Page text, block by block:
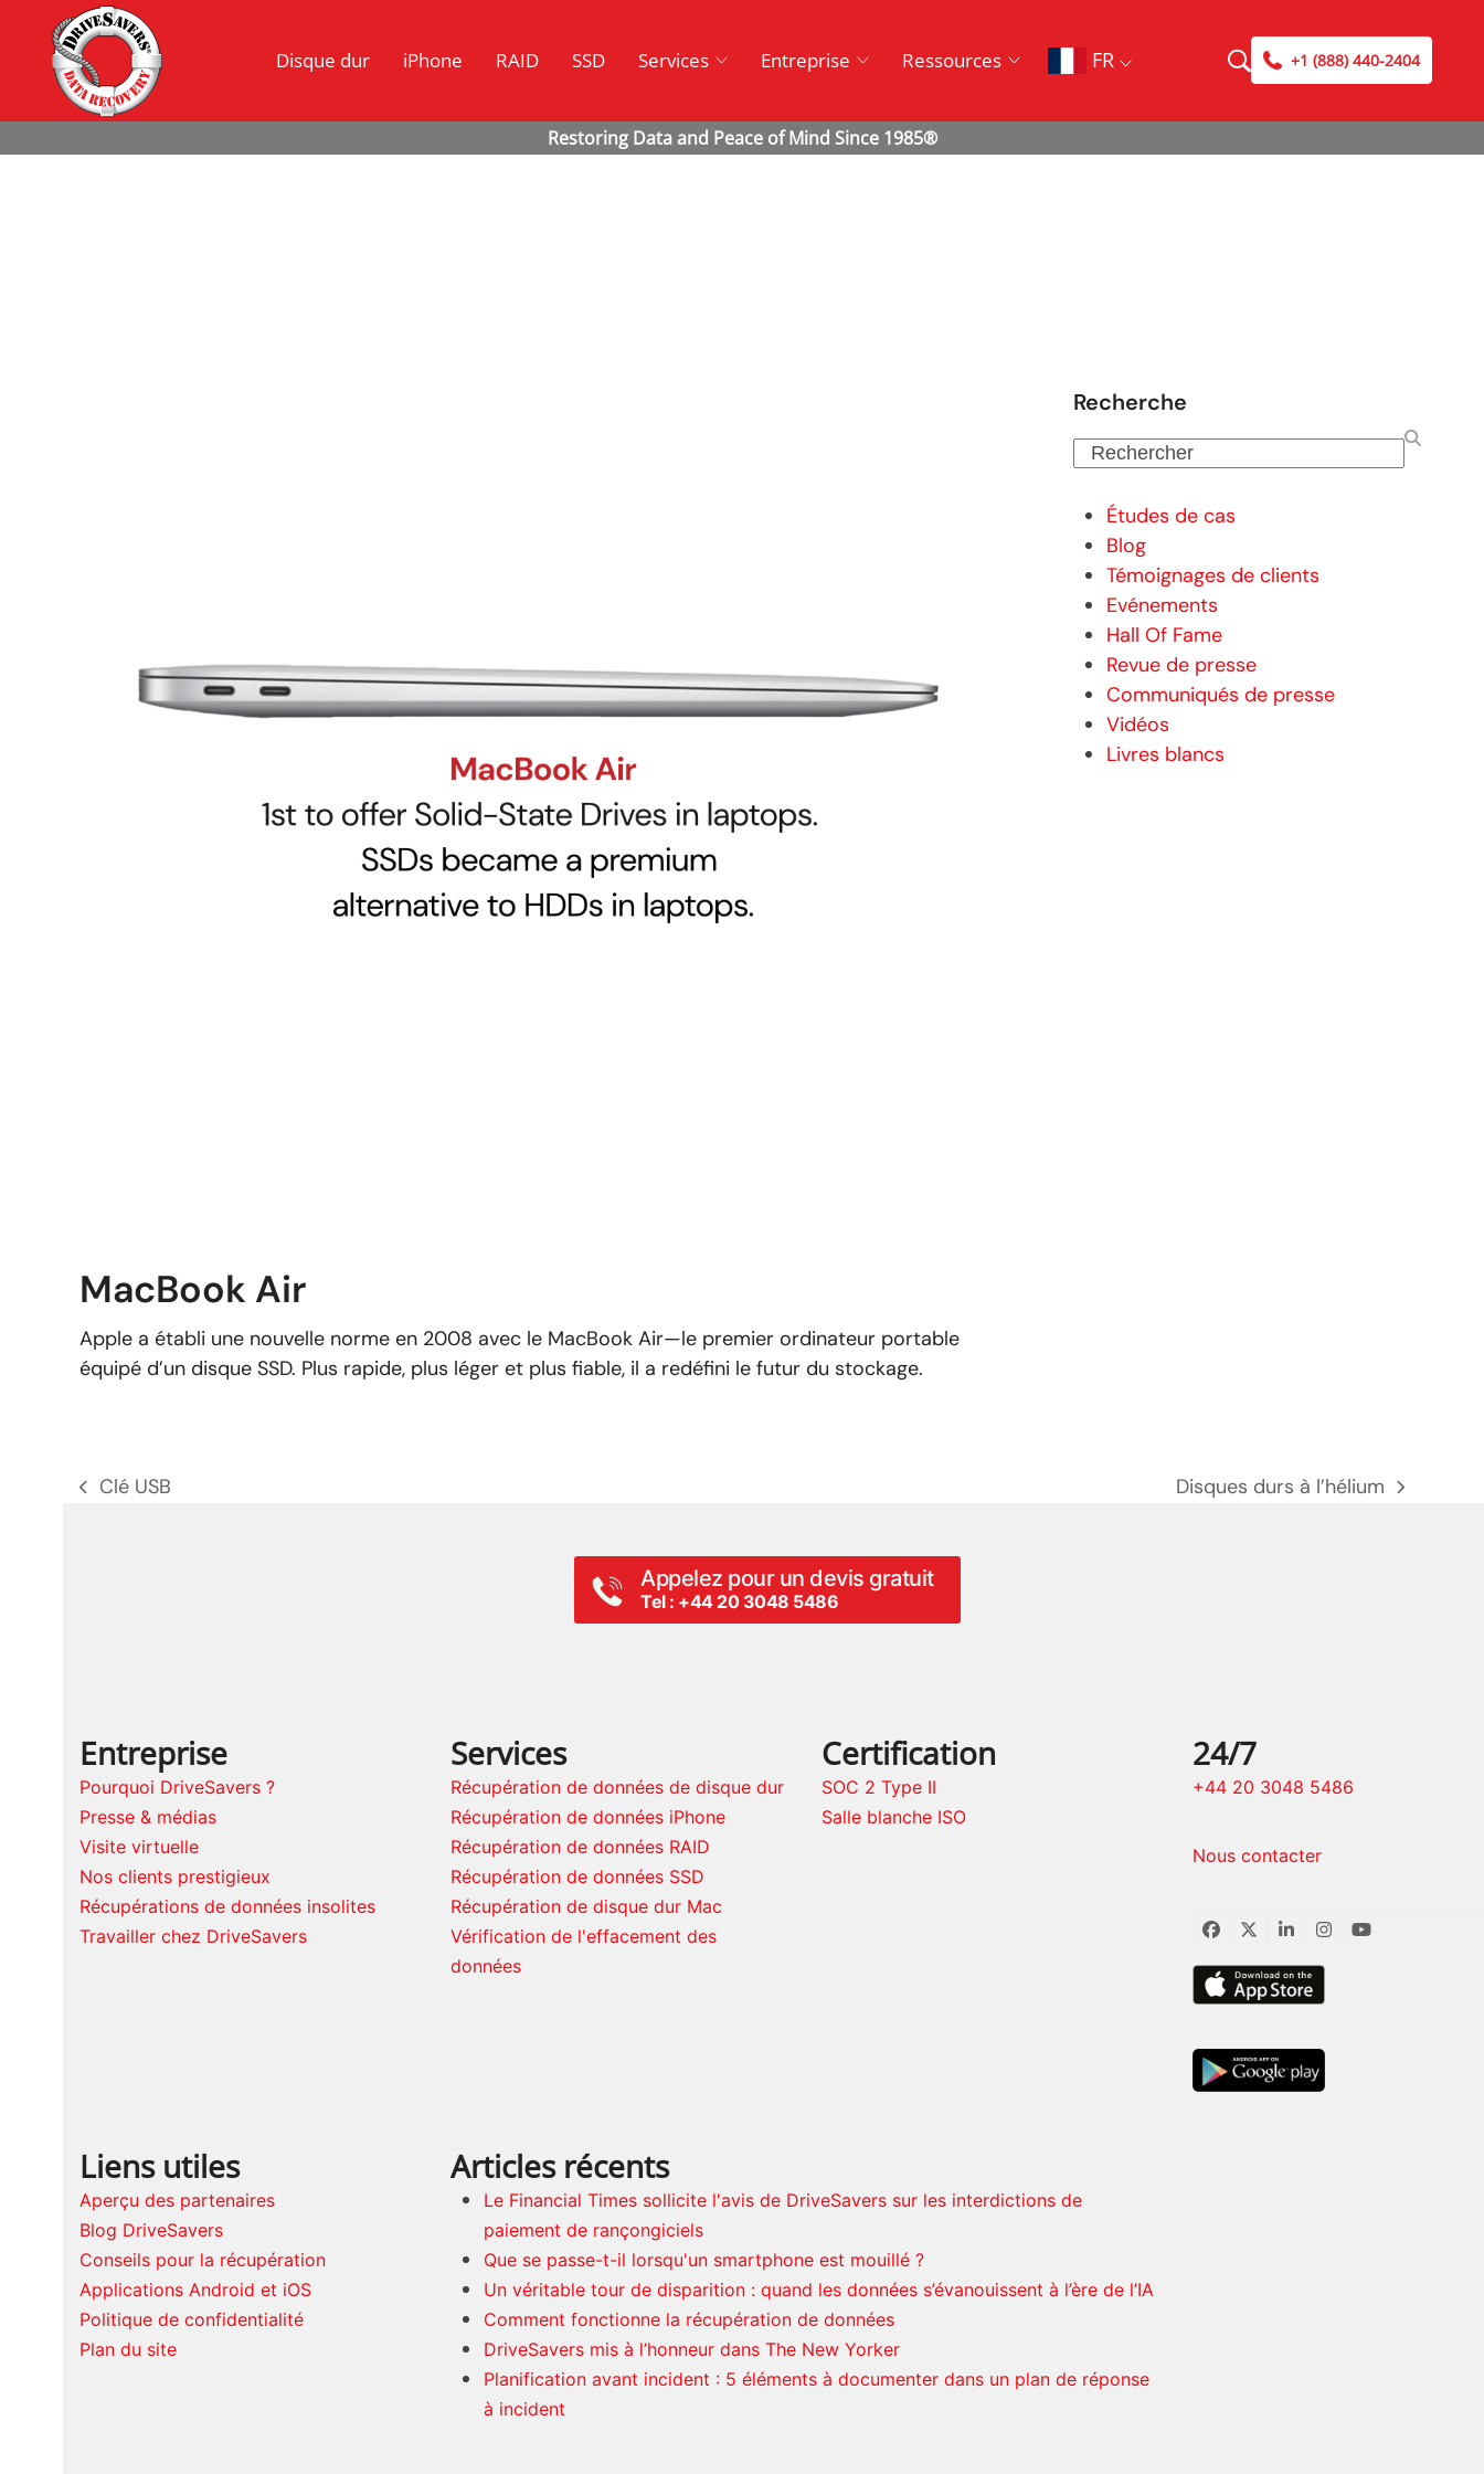
Disque dur iPhone RAID SSD Services Entreprise Ressources FR +1 (888) 440-2404
MacBook Air
Apple a établi une nouvelle norme en 2008 avec le MacBook Air—le premier ordinateur portable
équipé d’un disque SSD. Plus rapide, plus léger et plus fiable, il a redéfini le futur du stockage.
Recherche
Rechercher
Études de cas
Blog
Témoignages de clients
Evénements
Hall Of Fame
Revue de presse
Communiqués de presse
Vidéos
Livres blancs
poste
Clé USB
prochain
Disques durs à l’hélium
Appelez pour un devis gratuit
Tel : +44 20 3048 5486
Entreprise
Pourquoi DriveSavers ?
Presse & médias
Visite virtuelle
Nos clients prestigieux
Récupérations de données insolites
Travailler chez DriveSavers
Services
Récupération de données de disque dur
Récupération de données iPhone
Récupération de données RAID
Récupération de données SSD
Récupération de disque dur Mac
Vérification de l'effacement des
données
Certification
SOC 2 Type II
Salle blanche ISO
24/7
+44 20 3048 5486
Nous contacter
Facebook
TwitterLinkedInInstagram
YouTube
Liens utiles
Aperçu des partenaires
Blog DriveSavers
Conseils pour la récupération
Applications Android et iOS
Politique de confidentialité
Plan du site
Articles récents
Le Financial Times sollicite l'avis de DriveSavers sur les interdictions de
paiement de rançongiciels
Que se passe-t-il lorsqu'un smartphone est mouillé ?
Un véritable tour de disparition : quand les données s’évanouissent à l’ère de l’IA
Comment fonctionne la récupération de données
DriveSavers mis à l’honneur dans The New Yorker
Planification avant incident : 5 éléments à documenter dans un plan de réponse
à incident